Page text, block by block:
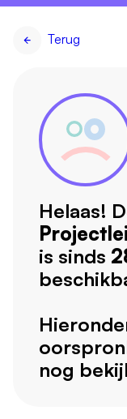
Terug
Helaas!
is sinds
nog